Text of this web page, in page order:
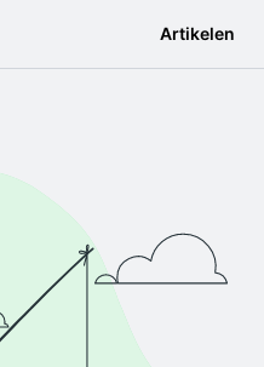
Artikelen